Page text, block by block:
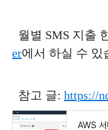
월별 SMS 지출
er에서 하실 수 있
참고 글: https://
AWS